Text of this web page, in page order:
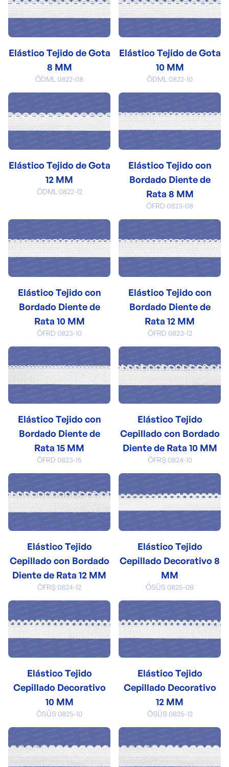
Elástico Tejido de Gota
8 MM
ÖDML 0822-08
Elástico Tejido de Gota
10 MM
ÖDML 0822-10
Elástico Tejido de Gota
12 MM
ÖDML 0822-12
Elástico Tejido con
Bordado Diente de
Rata 8 MM
ÖFRD 0823-08
Elástico Tejido con
Bordado Diente de
Rata 10 MM
ÖFRD 0823-10
Elástico Tejido con
Bordado Diente de
Rata 12 MM
ÖFRD 0823-12
Elástico Tejido con
Bordado Diente de
Rata 15 MM
ÖFRD 0823-15
Elástico Tejido
Cepillado con Bordado
Diente de Rata 10 MM
ÖFRŞ 0824-10
Elástico Tejido
Cepillado con Bordado
Diente de Rata 12 MM
ÖFRŞ 0824-12
Elástico Tejido
Cepillado Decorativo 8
MM
ÖSÜS 0825-08
Elástico Tejido
Cepillado Decorativo
10 MM
ÖSÜS 0825-10
Elástico Tejido
Cepillado Decorativo
12 MM
ÖSÜS 0825-12